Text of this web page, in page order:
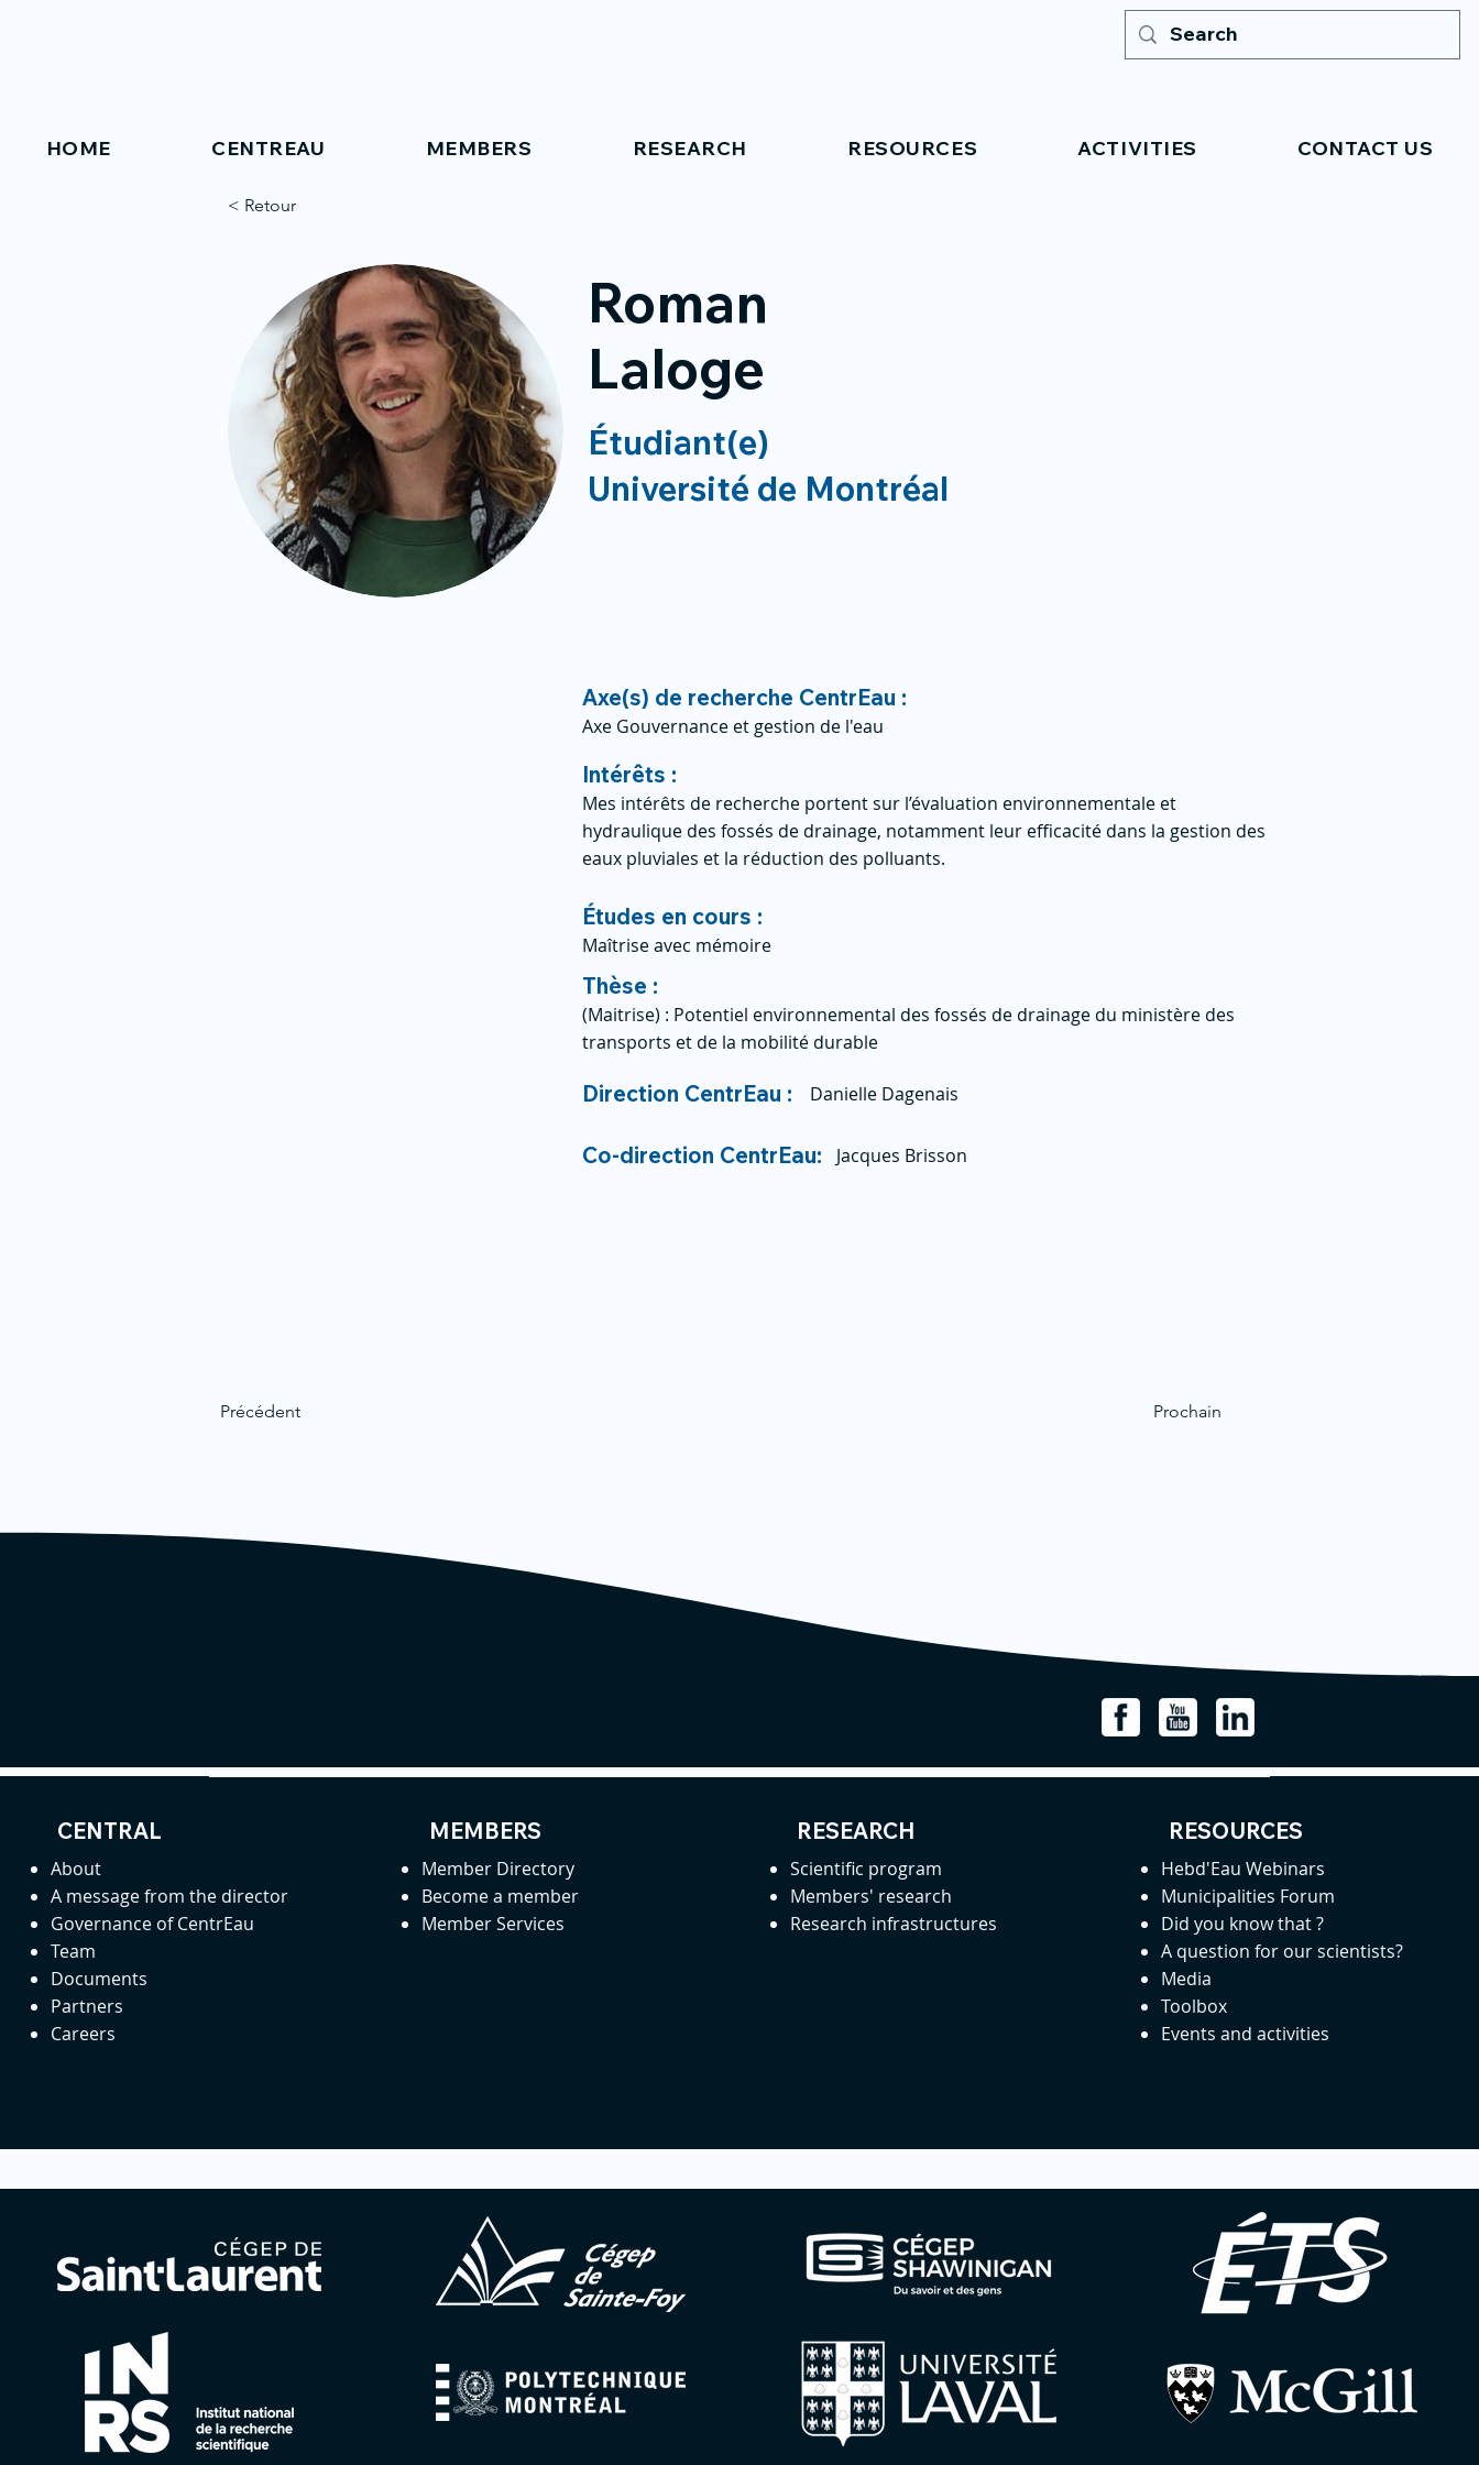
HOME CENTREAU MEMBERS RESEARCH RESOURCES ACTIVITIES CONTACT US
< Retour
Roman
Laloge
Étudiant(e)
Université de Montréal
Axe(s) de recherche CentrEau :
Axe Gouvernance et gestion de l'eau
Intérêts :
Mes intérêts de recherche portent sur l’évaluation environnementale et
hydraulique des fossés de drainage, notamment leur efficacité dans la gestion des
eaux pluviales et la réduction des polluants.
Études en cours :
Maîtrise avec mémoire
Thèse :
(Maitrise) : Potentiel environnemental des fossés de drainage du ministère des
transports et de la mobilité durable
Précédent
Direction CentrEau : Danielle Dagenais
Co-direction CentrEau: Jacques Brisson
Prochain
CENTRAL
About
A message from the director
Governance of CentrEau
Team
Documents
Partners
Careers
MEMBERS
Member Directory
Become a member
Member Services
RESEARCH
Scientific program
Members' research
Research infrastructures
RESOURCES
Hebd'Eau Webinars
Municipalities Forum
Did you know that ?
A question for our scientists?
Media
Toolbox
Events and activities